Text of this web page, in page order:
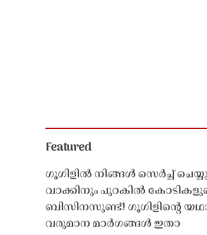
Featured
ഗൂഗിളിൽ നിങ്ങൾ സെർച്ച്
വാക്കിനും പുറകിൽ
ബിസിനസുണ്ട്! ഗൂഗിളിന്റെ
വരുമാന മാർഗങ്ങൾ ഇതാ